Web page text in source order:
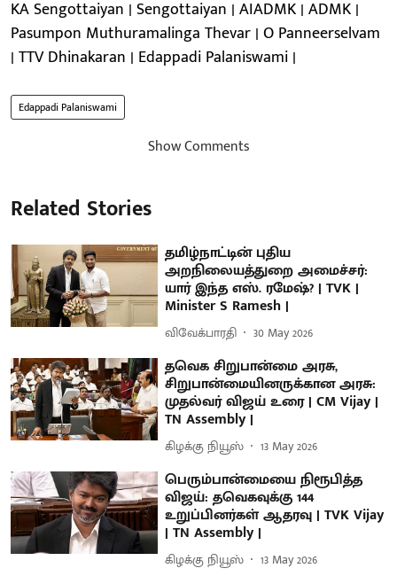
KA Sengottaiyan | Sengottaiyan | AIADMK | ADMK |
Pasumpon Muthuramalinga Thevar | O Panneerselvam
| TTV Dhinakaran | Edappadi Palaniswami |
Edappadi Palaniswami
Show Comments
Related Stories
தமிழ்நாட்டின் புதிய
அறநிலையத்துறை அமைச்சர்:
யார் இந்த எஸ். ரமேஷ்? | TVK |
Minister S Ramesh |
விவேக்பாரதி 30 May 2026
தவெக சிறுபான்மை அரசு,
சிறுபான்மையினருக்கான அரசு:
முதல்வர் விஜய் உரை | CM Vijay |
TN Assembly |
கிழக்கு நியூஸ் 13 May 2026
பெரும்பான்மையை நிரூபித்த
விஜய்: தவெகவுக்கு 144
உறுப்பினர்கள் ஆதரவு | TVK Vijay
| TN Assembly |
கிழக்கு நியூஸ் 13 May 2026